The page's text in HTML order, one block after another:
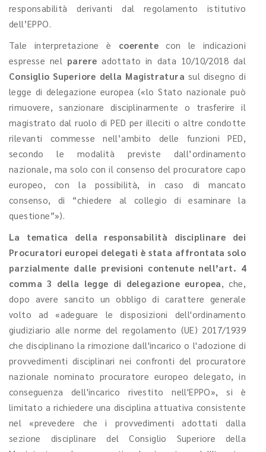
responsabilità derivanti dal regolamento istitutivo
dell’EPPO.
Tale interpretazione è coerentecon le indicazioni
espresse nel parere adottato in data 10/10/2018 dal
Consiglio Superiore della Magistratura sul disegno di
legge di delegazione europea («lo Stato nazionale può
rimuovere, sanzionare disciplinarmente o trasferire il
magistrato dal ruolo di PED per illeciti o altre condotte
rilevanti commesse nell’ambito delle funzioni PED,
secondo le modalità previste dall’ordinamento
nazionale, ma solo con il consenso del procuratore capo
europeo, con la possibilità, in caso di mancato
consenso, di “chiedere al collegio di esaminare la
questione”»).
La tematica della responsabilità disciplinare dei
Procuratori europei delegati è stata affrontata solo
parzialmente dalle previsioni contenute nell’art. 4
comma 3 della legge di delegazione europea
, che,
dopo avere sancito un obbligo di carattere generale
volto ad «adeguare le disposizioni dell'ordinamento
giudiziario alle norme del regolamento (UE) 2017/1939
che disciplinano la rimozione dall'incarico o l'adozione di
provvedimenti disciplinari nei confronti del procuratore
nazionale nominato procuratore europeo delegato, in
conseguenza dell'incarico rivestito nell'EPPO», si è
limitato a richiedere una disciplina attuativa consistente
nel «prevedere che i provvedimenti adottati dalla
sezione disciplinare del Consiglio Superiore della